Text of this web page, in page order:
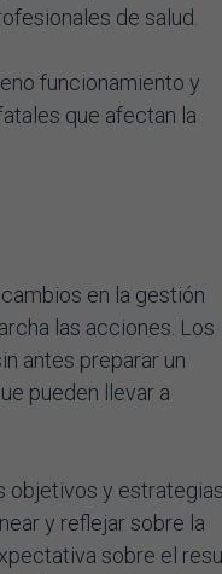
de salud.
funcionamiento y
que afectan la
en la gestión
las acciones. Los
antes preparar un
pueden llevar a
objetivos y estrategias
y reflejar sobre la
sobre el